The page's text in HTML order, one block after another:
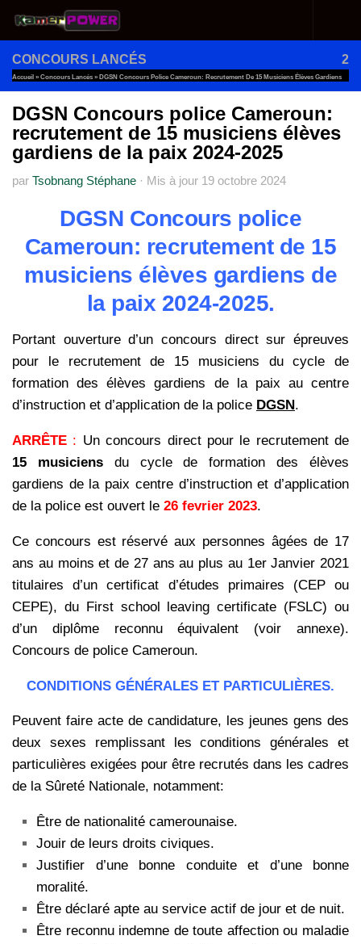
Au dessous du contenu
CONCOURS LANCÉS 2
Accueil » Concours Lancés » DGSN Concours Police Cameroun: Recrutement De 15 Musiciens Élèves Gardiens
De La Paix 2024-2025
DGSN Concours police Cameroun:
recrutement de 15 musiciens élèves
gardiens de la paix 2024-2025
par Tsobnang Stéphane · Mis à jour 19 octobre 2024
DGSN Concours police
Cameroun: recrutement de 15
musiciens élèves gardiens de
la paix 2024-2025.
Portant ouverture d’un concours direct sur épreuves
pour le recrutement de 15 musiciens du cycle de
formation des élèves gardiens de la paix au centre
d’instruction et d’application de la police DGSN.
ARRÊTE : Un concours direct pour le recrutement de
15 musiciensdu cycle de formation des élèves
gardiens de la paix centre d’instruction et d’application
de la police est ouvert le 26 fevrier 2023.
Ce concours est réservé aux personnes âgées de 17
ans au moins et de 27 ans au plus au 1er Janvier 2021
titulaires d’un certificat d’études primaires (CEP ou
CEPE), du First school leaving certificate (FSLC) ou
d’un diplôme reconnu équivalent (voir annexe).
Concours de police Cameroun.
CONDITIONS GÉNÉRALES ET PARTICULIÈRES.
Peuvent faire acte de candidature, les jeunes gens des
deux sexes remplissant lesconditions générales et
particulières exigées pour être recrutés dans les cadres
de la Sûreté Nationale, notamment:
Être de nationalité camerounaise.
Jouir de leurs droits civiques.
Justifier d’une bonne conduite et d’une bonne
moralité.
Être déclaré apte au service actif de jour et de nuit.
Être reconnu indemne de toute affection ou maladie